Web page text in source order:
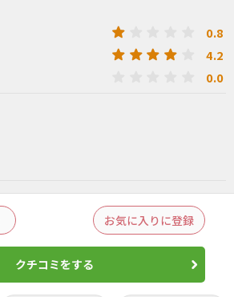
0.8
4.2
0.0
お気に入りに登録
クチコミをする